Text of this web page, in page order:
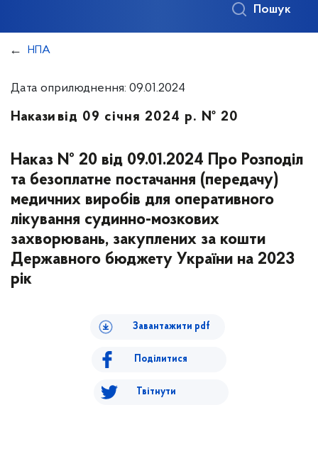
Пошук
НПА
Дата оприлюднення: 09.01.2024
Накази від 09 січня 2024 р. № 20
Наказ № 20 від 09.01.2024 Про Розподіл
та безоплатне постачання (передачу)
медичних виробів для оперативного
лікування судинно-мозкових
захворювань, закуплених за кошти
Державного бюджету України на 2023
рік
Завантажити pdf
Поділитися
Твітнути